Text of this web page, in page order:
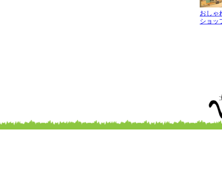
おしゃ
ショッ